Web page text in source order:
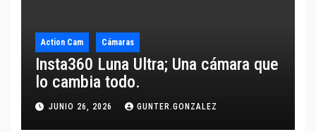
Action Cam Cámaras
Insta360 Luna Ultra; Una cámara que
lo cambia todo.
JUNIO 26, 2026 GUNTER.GONZALEZ